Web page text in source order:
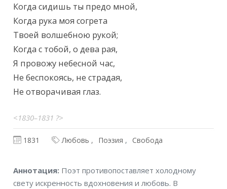
Когда сидишь ты предо мной,
Когда рука моя согрета
Твоей волшебною рукой;
Когда с тобой, о дева рая,
Я провожу небесной час,
Не беспокоясь, не страдая,
Не отворачивая глаз.
<1830–1831 ?>
1831 Любовь Поэзия Свобода
Аннотация
Аннотация: Поэт противопоставляет холодному
свету искренность вдохновения и любовь. В